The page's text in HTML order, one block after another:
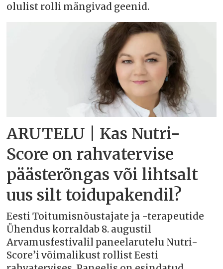
olulist rolli mängivad geenid.
ARUTELU | Kas Nutri-
Score on rahvatervise
päästerõngas või lihtsalt
uus silt toidupakendil?
Eesti Toitumisnõustajate ja -terapeutide
Ühendus korraldab 8. augustil
Arvamusfestivalil paneelarutelu Nutri-
Score’i võimalikust rollist Eesti